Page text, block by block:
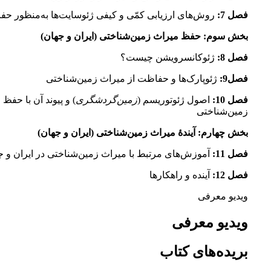
فصل 7: روش‌های ارزیابی کمّی و کیفی ژئوسایت‌ها به‌منظور
بخش سوم: حفظ میراث زمین‌شناختی (ایران و جهان)
فصل 8: ژئوکانسرویشن چیست؟
فصل9: ژئوپارک‌ها و حفاظت از میراث زمین‌شناختی
فصل 10: اصول ژئوتوریسم (زمین‌گردشگری) و پیوند آن با
زمین‌شناختی
بخش چهارم: آیندۀ میراث زمین‌شناختی (ایران و جهان)
فصل 11: آموزش‌های مرتبط با میراث زمین‌شناختی در ایران و
فصل 12: آینده و راهکارها
ویدیو معرفی
ویدیو معرفی
بریده‌های کتاب